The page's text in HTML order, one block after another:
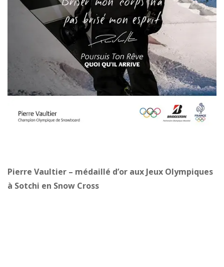
Pierre Vaultier – médaillé d’or aux Jeux Olympiques
à Sotchi en Snow Cross